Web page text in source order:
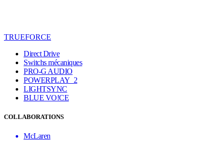
TRUEFORCE
Direct Drive
Switchs mécaniques
PRO-G AUDIO
POWERPLAY 2
LIGHTSYNC
BLUE VO!CE
COLLABORATIONS
McLaren